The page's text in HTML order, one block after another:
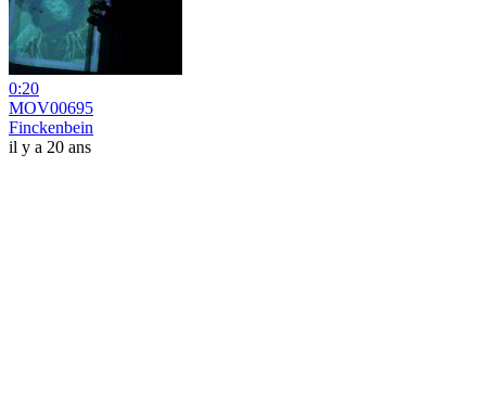
0:20
MOV00695
Finckenbein
il y a 20 ans